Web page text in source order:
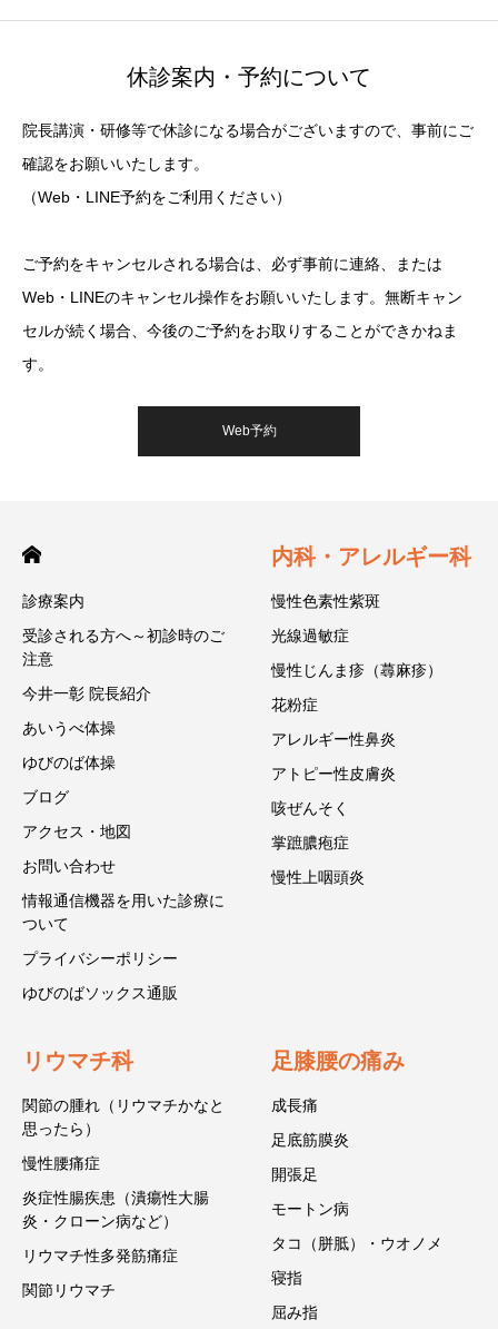
休診案内・予約について
院長講演・研修等で休診になる場合がございますので、事前にご
確認をお願いいたします。
（Web・LINE予約をご利用ください）
ご予約をキャンセルされる場合は、必ず事前に連絡、または
Web・LINEのキャンセル操作をお願いいたします。無断キャン
セルが続く場合、今後のご予約をお取りすることができかねま
す。
Web予約
診療案内
受診される方へ～初診時のご
注意
今井一彰 院長紹介
あいうべ体操
ゆびのば体操
ブログ
アクセス・地図
お問い合わせ
情報通信機器を用いた診療に
ついて
プライバシーポリシー
ゆびのばソックス通販
内科・アレルギー科
慢性色素性紫斑
光線過敏症
慢性じんま疹（蕁麻疹）
花粉症
アレルギー性鼻炎
アトピー性皮膚炎
咳ぜんそく
掌蹠膿疱症
慢性上咽頭炎
リウマチ科
関節の腫れ（リウマチかなと
思ったら）
慢性腰痛症
炎症性腸疾患（潰瘍性大腸
炎・クローン病など）
リウマチ性多発筋痛症
関節リウマチ
足膝腰の痛み
成長痛
足底筋膜炎
開張足
モートン病
タコ（胼胝）・ウオノメ
寝指
屈み指